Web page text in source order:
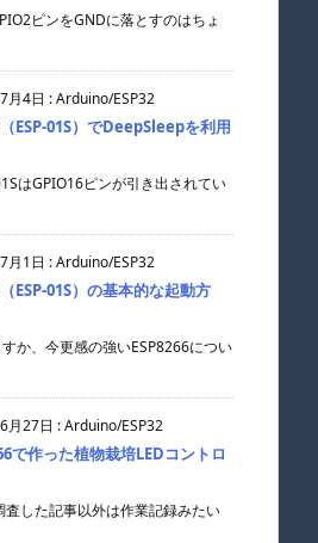
ピンをGNDに落とすのはちょ
月4日 :Arduino/ESP32
（ESP-01S）でDeepSleepを利用
はGPIO16ピンが引き出されてい
月1日 :Arduino/ESP32
ESP-01S）の基本的な起動方
か、今更感の強いESP8266につい
月27日 :Arduino/ESP32
で作った植物栽培LEDコントロ
した記事以外は作業記録みたい